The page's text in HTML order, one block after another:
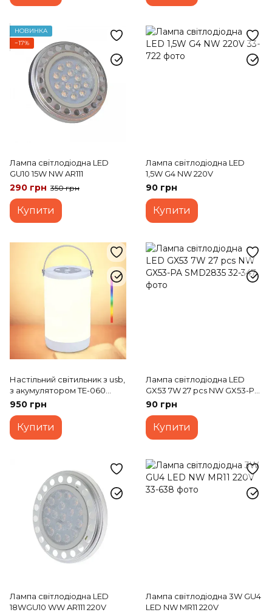
НОВИНКА
−17%
Лампа світлодіодна LED
GU10 15W NW AR111
290 грн 350 грн
Купити
Лампа світлодіодна LED
1,5W G4 NW 220V
90 грн
Купити
Настільний світильник з usb,
з акумулятором TE-060
RGB+3000K+IC USB
950 грн
Купити
Лампа світлодіодна LED
GX53 7W 27 pcs NW GX53-PA
SMD2835
90 грн
Купити
Лампа світлодіодна LED
18WGU10 WW AR111 220V
Лампа світлодіодна 3W GU4
LED NW MR11 220V